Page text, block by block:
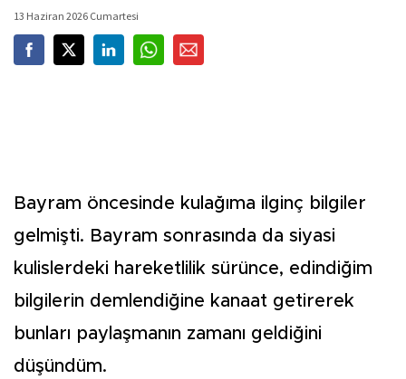
13 Haziran 2026 Cumartesi
Bayram öncesinde kulağıma ilginç bilgiler
gelmişti. Bayram sonrasında da siyasi
kulislerdeki hareketlilik sürünce, edindiğim
bilgilerin demlendiğine kanaat getirerek
bunları paylaşmanın zamanı geldiğini
düşündüm.